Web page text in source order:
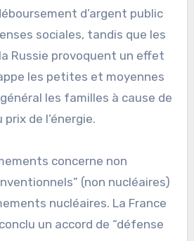
d’argent public
sociales, tandis que les
Russie provoquent un effet
les petites et moyennes
les familles à cause de
de l’énergie.
concerne non
(non nucléaires)
nucléaires. La France
un accord de “défense